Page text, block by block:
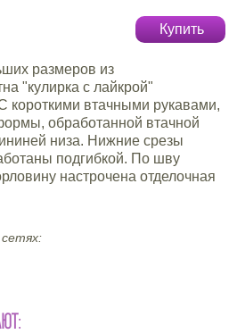
Купить
размеров из
"кулирка с лайкрой"
короткими втачными рукавами,
обработанной втачной
низа. Нижние срезы
подгибкой. По шву
настрочена отделочная